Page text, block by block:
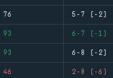
76 5-7 (-2)
93 6-7 (-1)
93 6-8 (-2)
46 2-8 (-6)